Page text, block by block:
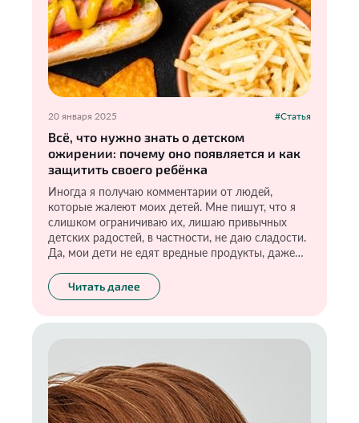
20 января 2025 #Статья
Всё, что нужно знать о детском
ожирении: почему оно появляется и как
защитить своего ребёнка
Иногда я получаю комментарии от людей,
которые жалеют моих детей. Мне пишут, что я
слишком ограничиваю их, лишаю привычных
детских радостей, в частности, не даю сладости.
Да, мои дети не едят вредные продукты, даже
«детский». Но при этом в их полезном рационе
тоже есть сладкое. Только с хорошим составом,
здоровье в будущем. А правильные пищевые
привычки оградят от самой распространённой и
серьёзной проблемы — ожирения.
Читать далее